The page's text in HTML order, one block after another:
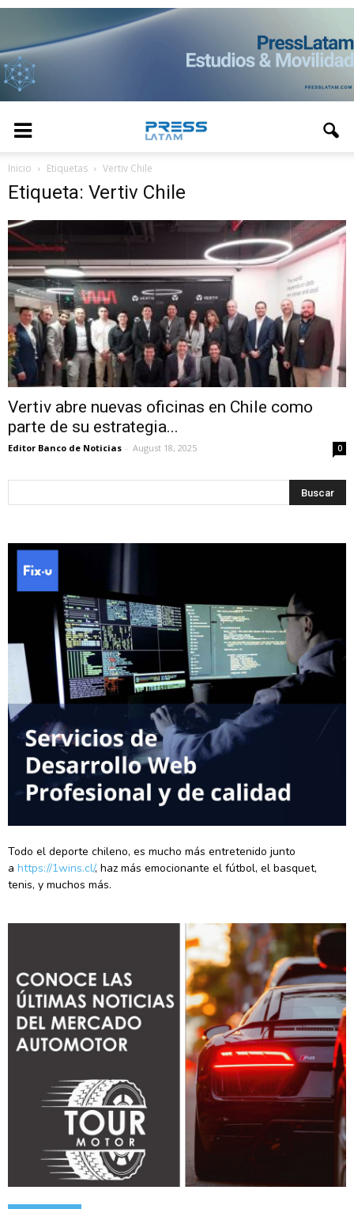
Inicio Etiquetas Vertiv Chile
Etiqueta: Vertiv Chile
Vertiv abre nuevas oficinas en Chile como
parte de su estrategia...
Editor Banco de Noticias - August 18, 2025 0
Todo el deporte chileno, es mucho más entretenido junto
a https://1wins.cl/, haz más emocionante el fútbol, el basquet,
tenis, y muchos más.